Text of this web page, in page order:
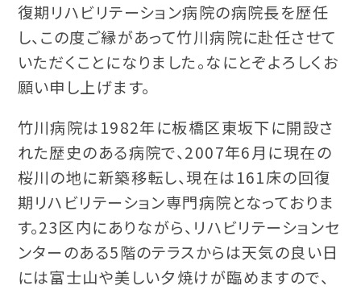
復期リハビリテーション病院の病院長を歴任
し、この度ご縁があって竹川病院に赴任させて
いただくことになりました。なにとぞよろしくお
願い申し上げます。
竹川病院は1982年に板橋区東坂下に開設さ
れた歴史のある病院で、2007年6月に現在の
桜川の地に新築移転し、現在は161床の回復
期リハビリテーション専門病院となっておりま
す。23区内にありながら、リハビリテーションセ
ンターのある5階のテラスからは天気の良い日
には富士山や美しい夕焼けが臨めますので、